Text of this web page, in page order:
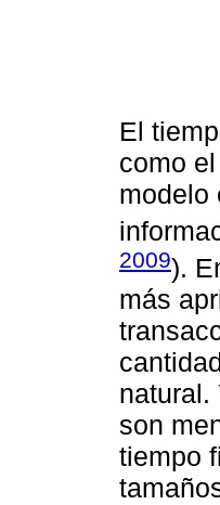
El
como
modelo
2009).
más
natural.
son
tiempo